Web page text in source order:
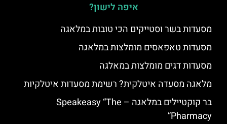
איפה לישון?
מסעדות בשר וסטייקים הכי טובות במלאגה
מסעדות טאפאסים מומלצות במלאגה
מסעדות דגים מומלצות במאלגה
מלאגה מסעדה איטלקית? רשימת מסעדות איטלקיות
בר קוקטיילים במלאגה – Speakeasy “The
Pharmacy”